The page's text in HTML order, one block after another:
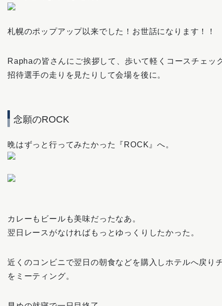
札幌のポップアップ以来でした！お世話になります！！
Raphaの皆さんにご挨拶して、歩いて軽くコースチェッ
招待選手の走りを見たりして会場を後に。
念願のROCK
晩はずっと行ってみたかった『ROCK』へ。
カレーもビールも美味だったなあ。
翌日レースがなければもっとゆっくりしたかった。
近くのコンビニで翌日の朝食などを購入しホテルへ戻り
をミーティング。